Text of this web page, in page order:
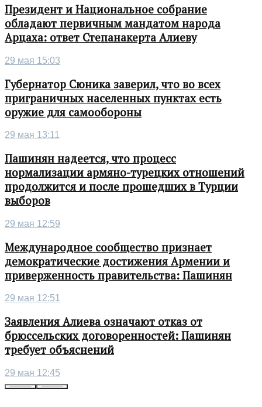
Президент и Национальное собрание
обладают первичным мандатом народа
Арцаха: ответ Степанакерта Алиеву
29 мая 15:03
Губернатор Сюника заверил, что во всех
приграничных населенных пунктах есть
оружие для самообороны
29 мая 13:11
Пашинян надеется, что процесс
нормализации армяно-турецких отношений
продолжится и после прошедших в Турции
выборов
29 мая 12:59
Международное сообщество признает
демократические достижения Армении и
приверженность правительства: Пашинян
29 мая 12:51
Заявления Алиева означают отказ от
брюссельских договоренностей: Пашинян
требует объяснений
29 мая 12:45